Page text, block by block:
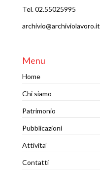
Tel. 02.55025995
archivio@archiviolavoro.it
Menu
Home
Chi siamo
Patrimonio
Pubblicazioni
Attivita’
Contatti